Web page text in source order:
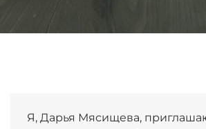
Я, Дарья Мясищева,